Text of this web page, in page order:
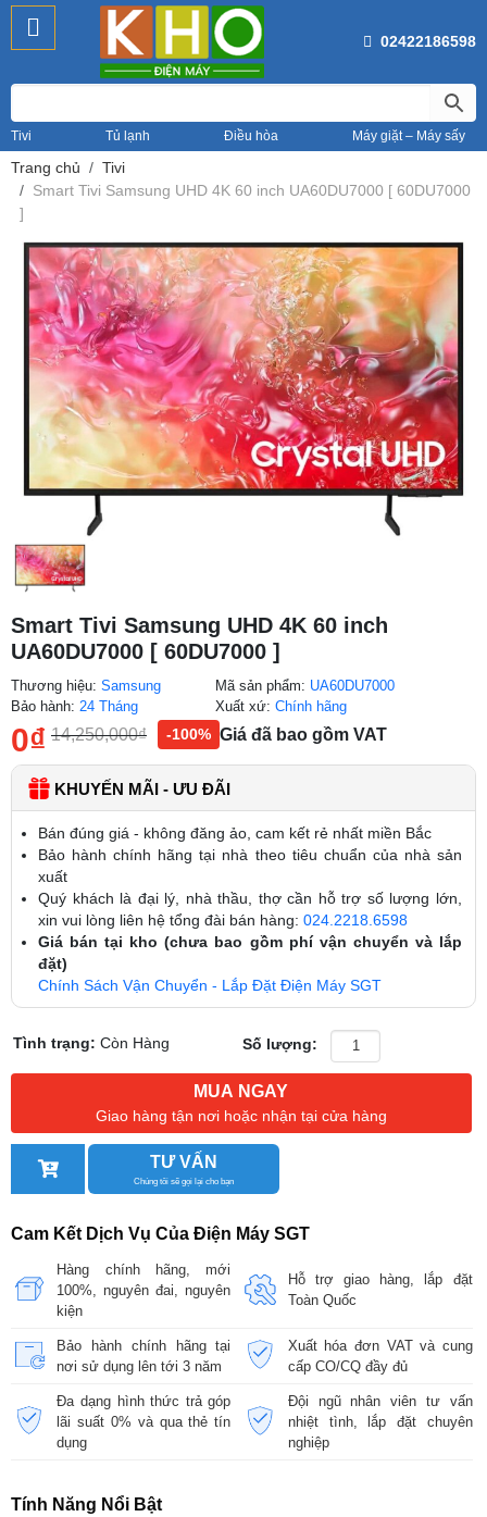
02422186598
Tivi Tủ lạnh Điều hòa Máy giặt – Máy sấy
Trang chủ
Tivi
Smart Tivi Samsung UHD 4K 60 inch UA60DU7000 [ 60DU7000
]
Smart Tivi Samsung UHD 4K 60 inch
UA60DU7000 [ 60DU7000 ]
Thương hiệu: Samsung
Bảo hành: 24 Tháng
Mã sản phẩm: UA60DU7000
Xuất xứ:Chính hãng
0₫ 14,250,000₫ -100% Giá đã bao gồm VAT
KHUYẾN MÃI - ƯU ĐÃI
Bán đúng giá - không đăng ảo, cam kết rẻ nhất miền Bắc
Bảo hành chính hãng tại nhà theo tiêu chuẩn của nhà sản
xuất
Quý khách là đại lý, nhà thầu, thợ cần hỗ trợ số lượng lớn,
xin vui lòng liên hệ tổng đài bán hàng: 024.2218.6598
Giá bán tại kho (chưa bao gồm phí vận chuyển và lắp
đặt)
Chính Sách Vận Chuyển - Lắp Đặt Điện Máy SGT
Tình trạng:Còn Hàng Số lượng:
MUA NGAY
Giao hàng tận nơi hoặc nhận tại cửa hàng
TƯ VẤN
Chúng tôi sẽ gọi lại cho bạn
Cam Kết Dịch Vụ Của Điện Máy SGT
Hàng chính hãng, mới
100%, nguyên đai, nguyên
kiện
Hỗ trợ giao hàng, lắp đặt
Toàn Quốc
Bảo hành chính hãng tại
nơi sử dụng lên tới 3 năm
Xuất hóa đơn VAT và cung
cấp CO/CQ đầy đủ
Đa dạng hình thức trả góp
lãi suất 0% và qua thẻ tín
dụng
Đội ngũ nhân viên tư vấn
nhiệt tình, lắp đặt chuyên
nghiệp
Tính Năng Nổi Bật